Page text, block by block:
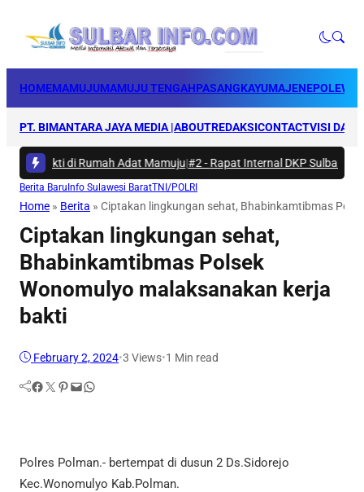
HOMEMAMUJUMAMUJU TENGAHPASANGKAYUMAJENE
PT. BIMANTARA JAYA MEDIA |ABOUTREDAKSICONTACTVISI DAN
Bakti di Rumah Adat Mamuju|#2 -Rapat Internal DKP Sulbar,
Berita Baru Info Sulawesi BaratTNI/POLRI
Home » Berita » Ciptakan lingkungan sehat, Bhabinkamtibmas
Ciptakan lingkungan sehat,
Bhabinkamtibmas Polsek
Wonomulyo malaksanakan kerja
bakti
February 2, 2024•3 Views•1 Min read
Facebook Twitter Pinterest Mail WhatsApp
Polres Polman.- bertempat di dusun 2 Ds.Sidorejo
Kec.Wonomulyo Kab.Polman.